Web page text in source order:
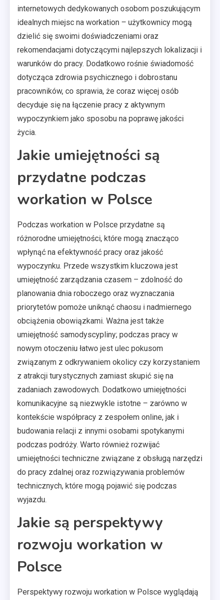
internetowych dedykowanych osobom poszukującym
idealnych miejsc na workation – użytkownicy mogą
dzielić się swoimi doświadczeniami oraz
rekomendacjami dotyczącymi najlepszych lokalizacji i
warunków do pracy. Dodatkowo rośnie świadomość
dotycząca zdrowia psychicznego i dobrostanu
pracowników, co sprawia, że coraz więcej osób
decyduje się na łączenie pracy z aktywnym
wypoczynkiem jako sposobu na poprawę jakości
życia.
Jakie umiejętności są
przydatne podczas
workation w Polsce
Podczas workation w Polsce przydatne są
różnorodne umiejętności, które mogą znacząco
wpłynąć na efektywność pracy oraz jakość
wypoczynku. Przede wszystkim kluczowa jest
umiejętność zarządzania czasem – zdolność do
planowania dnia roboczego oraz wyznaczania
priorytetów pomoże uniknąć chaosu i nadmiernego
obciążenia obowiązkami. Ważna jest także
umiejętność samodyscypliny; podczas pracy w
nowym otoczeniu łatwo jest ulec pokusom
związanym z odkrywaniem okolicy czy korzystaniem
z atrakcji turystycznych zamiast skupić się na
zadaniach zawodowych. Dodatkowo umiejętności
komunikacyjne są niezwykle istotne – zarówno w
kontekście współpracy z zespołem online, jak i
budowania relacji z innymi osobami spotykanymi
podczas podróży. Warto również rozwijać
umiejętności techniczne związane z obsługą narzędzi
do pracy zdalnej oraz rozwiązywania problemów
technicznych, które mogą pojawić się podczas
wyjazdu.
Jakie są perspektywy
rozwoju workation w
Polsce
Perspektywy rozwoju workation w Polsce wyglądają